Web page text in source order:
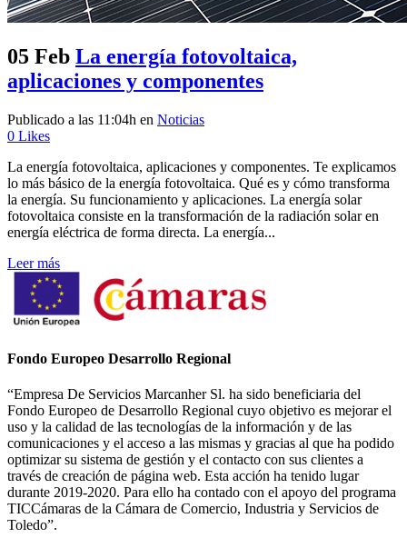
05 Feb La energía fotovoltaica,
aplicaciones y componentes
Publicado a las 11:04h en Noticias
0 Likes
La energía fotovoltaica, aplicaciones y componentes. Te explicamos
lo más básico de la energía fotovoltaica. Qué es y cómo transforma
la energía. Su funcionamiento y aplicaciones. La energía solar
fotovoltaica consiste en la transformación de la radiación solar en
energía eléctrica de forma directa. La energía...
Leer más
Fondo Europeo Desarrollo Regional
“Empresa De Servicios Marcanher Sl. ha sido beneficiaria del
Fondo Europeo de Desarrollo Regional cuyo objetivo es mejorar el
uso y la calidad de las tecnologías de la información y de las
comunicaciones y el acceso a las mismas y gracias al que ha podido
optimizar su sistema de gestión y el contacto con sus clientes a
través de creación de página web. Esta acción ha tenido lugar
durante 2019-2020. Para ello ha contado con el apoyo del programa
TICCámaras de la Cámara de Comercio, Industria y Servicios de
Toledo”.